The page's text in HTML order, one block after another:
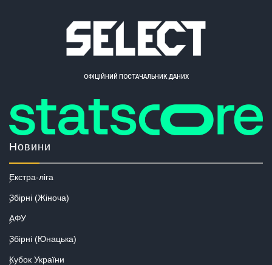
ОФІЦІЙНИЙ ПОСТАЧАЛЬНИК ДАНИХ
Новини
Екстра-ліга
Збірні (Жіноча)
АФУ
Збірні (Юнацька)
Кубок України